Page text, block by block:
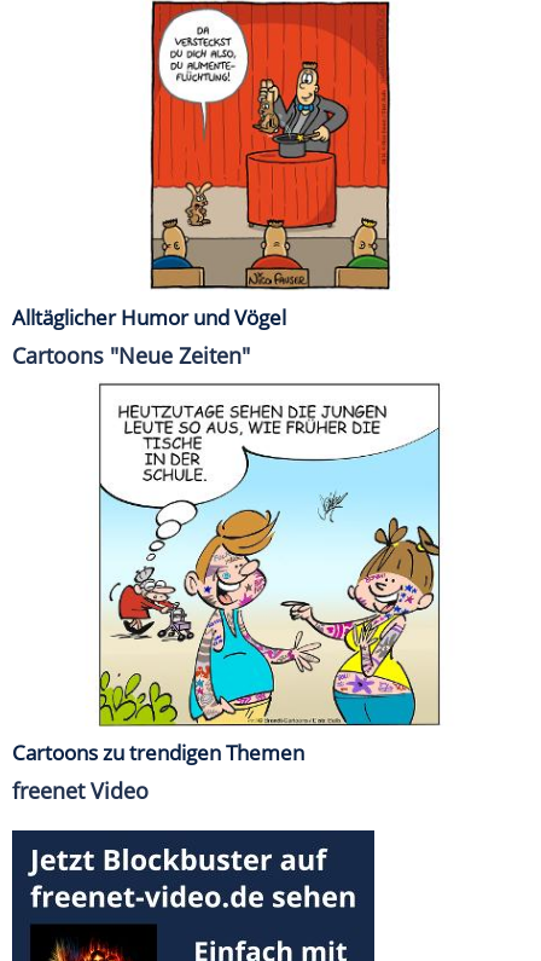
Alltäglicher Humor und Vögel
Cartoons "Neue Zeiten"
Cartoons zu trendigen Themen
freenet Video